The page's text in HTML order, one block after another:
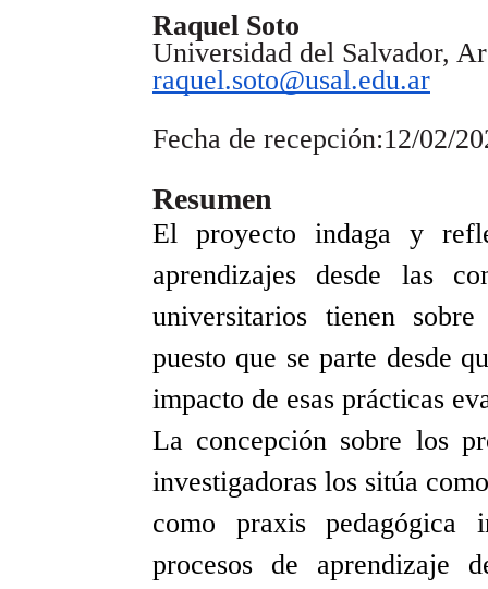
Raquel Soto
Universidad del Salvador,
raquel.soto@usal.edu.ar
Fecha de recepción:12/02/
Resumen
El proyecto indaga y
aprendizajes desde las
universitarios tienen
puesto que se parte desde
impacto de esas prácticas
La concepción sobre los
investigadoras los sitúa
como praxis
procesos de aprendizaje